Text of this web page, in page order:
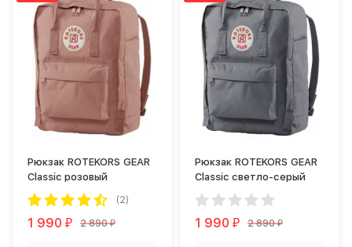
Рюкзак ROTEKORS GEAR
Classic розовый
(2)
1 990₽ 2 890₽
Рюкзак ROTEKORS GEAR
Classic светло-серый
1 990₽ 2 890₽